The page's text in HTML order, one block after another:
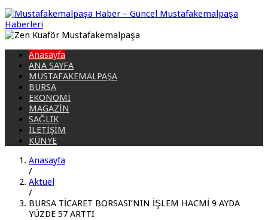
Anasayfa
ANA SAYFA
MUSTAFAKEMALPAŞA
BURSA
EKONOMİ
MAGAZİN
SAĞLIK
İLETİŞİM
KÜNYE
Anasayfa
/
Aktüel
/
BURSA TİCARET BORSASI’NIN İŞLEM HACMİ 9 AYDA
YÜZDE 57 ARTTI